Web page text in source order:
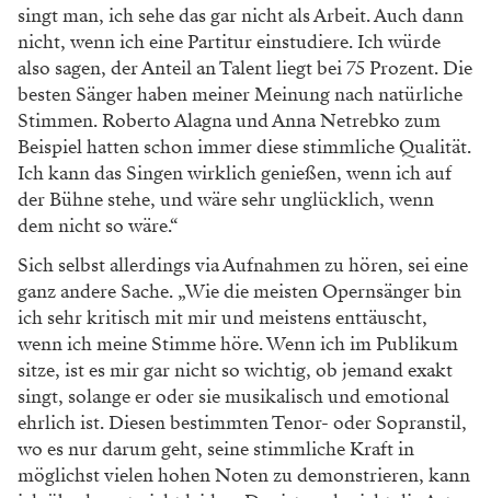
singt man, ich sehe das gar nicht als Arbeit. Auch dann
nicht, wenn ich eine Partitur einstudiere. Ich würde
also sagen, der Anteil an Talent liegt bei 75 Prozent. Die
besten Sänger haben meiner Meinung nach natürliche
Stimmen. Roberto Alagna und Anna Netrebko zum
Beispiel hatten schon immer diese stimmliche Qualität.
Ich kann das Singen wirklich genießen, wenn ich auf
der Bühne stehe, und wäre sehr unglücklich, wenn
dem nicht so wäre.“
Sich selbst allerdings via Aufnahmen zu hören, sei eine
ganz andere Sache. „Wie die meisten Opernsänger bin
ich sehr kritisch mit mir und meistens enttäuscht,
wenn ich meine Stimme höre. Wenn ich im Publikum
sitze, ist es mir gar nicht so wichtig, ob jemand exakt
singt, solange er oder sie musikalisch und emotional
ehrlich ist. Diesen bestimmten Tenor- oder Sopranstil,
wo es nur darum geht, seine stimmliche Kraft in
möglichst vielen hohen Noten zu demonstrieren, kann